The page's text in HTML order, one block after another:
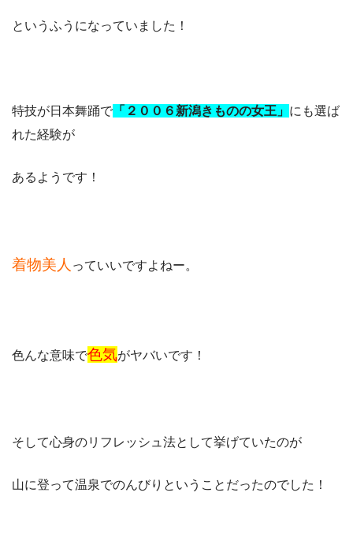
というふうになっていました！
特技が日本舞踊で 「２００６新潟きものの女王」 にも選ば
れた経験が
あるようです！
着物美人 っていいですよねー。
色んな意味で色気がヤバいです！
そして心身のリフレッシュ法として挙げていたのが
山に登って温泉でのんびりということだったのでした！